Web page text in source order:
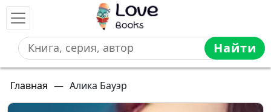
Найти
Главная — Алика Бауэр